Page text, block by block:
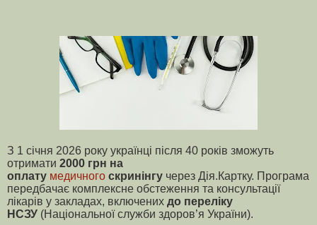
З 1 січня 2026 року українці після 40 років зможуть
отримати 2000 грн на
оплату медичного скринінгу через Дія.Картку. Програма
передбачає комплексне обстеження та консультації
лікарів у закладах, включених до переліку
НСЗУ (Національної служби здоров’я України).